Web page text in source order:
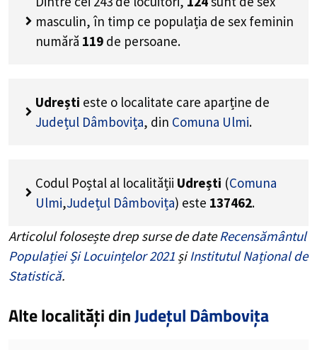
masculin, în timp ce populația de sex feminin
numără 119 de persoane.
Udrești este o localitate care aparține de
Județul Dâmbovița, din Comuna Ulmi.
Codul Poștal al localității Udrești (Comuna
Ulmi,Județul Dâmbovița) este 137462.
Articolul folosește drep surse de dateRecensământul
Populației Și Locuințelor 2021 șiInstitutul Național de
Statistică.
Alte localități dinJudețul Dâmbovița